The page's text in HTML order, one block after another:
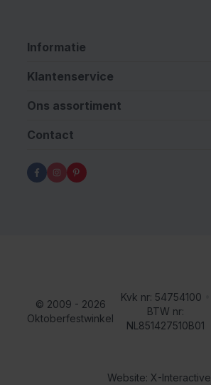
Informatie
Klantenservice
Ons assortiment
Contact
© 2009 - 2026
Oktoberfestwinkel
Kvk nr: 54754100
BTW nr:
NL851427510B01
Website: X-Interactive